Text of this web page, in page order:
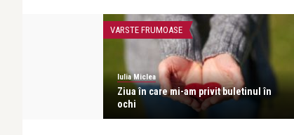
VARSTE FRUMOASE
Iulia Miclea
Ziua în care mi-am privit buletinul în
ochi